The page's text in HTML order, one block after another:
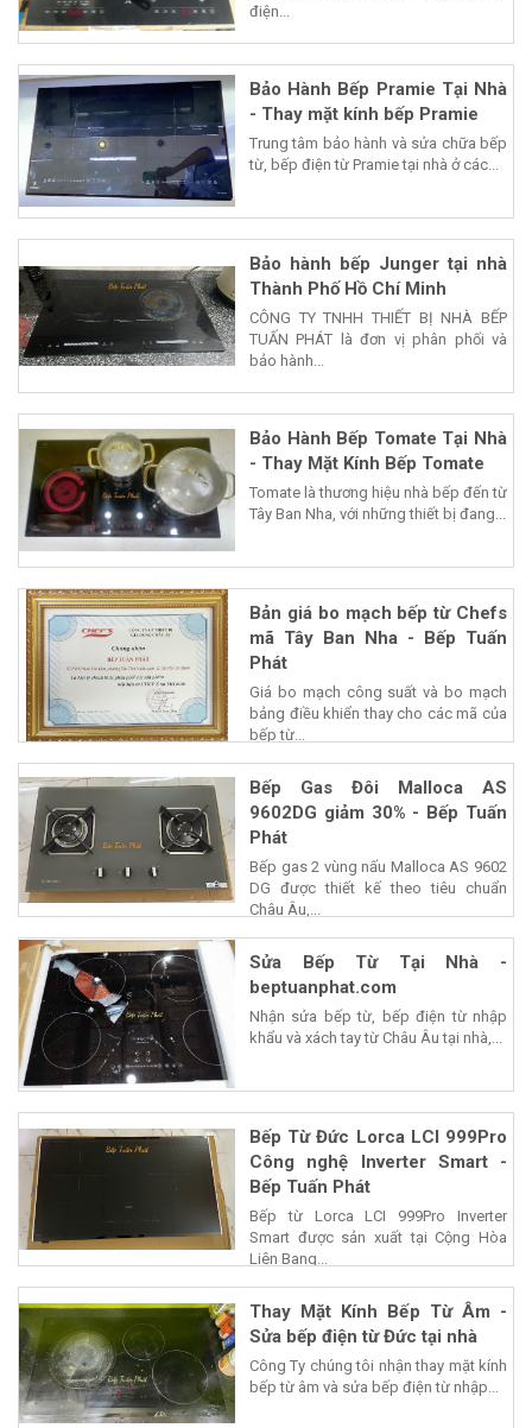
điện...
Bảo Hành Bếp Pramie Tại Nhà
- Thay mặt kính bếp Pramie
Trung tâm bảo hành và sửa chữa bếp
từ, bếp điện từ Pramie tại nhà ở các...
Bảo hành bếp Junger tại nhà
Thành Phố Hồ Chí Minh
CÔNG TY TNHH THIẾT BỊ NHÀ BẾP
TUẤN PHÁT là đơn vị phân phối và
bảo hành...
Bảo Hành Bếp Tomate Tại Nhà
- Thay Mặt Kính Bếp Tomate
Tomate là thương hiệu nhà bếp đến từ
Tây Ban Nha, với những thiết bị đang...
Bản giá bo mạch bếp từ Chefs
mã Tây Ban Nha - Bếp Tuấn
Phát
Giá bo mạch công suất và bo mạch
bảng điều khiển thay cho các mã của
bếp từ...
Bếp Gas Đôi Malloca AS
9602DG giảm 30% - Bếp Tuấn
Phát
Bếp gas 2 vùng nấu Malloca AS 9602
DG được thiết kế theo tiêu chuẩn
Châu Âu,...
Sửa Bếp Từ Tại Nhà -
beptuanphat.com
Nhận sửa bếp từ, bếp điện từ nhập
khẩu và xách tay từ Châu Âu tại nhà,...
Bếp Từ Đức Lorca LCI 999Pro
Công nghệ Inverter Smart -
Bếp Tuấn Phát
Bếp từ Lorca LCI 999Pro Inverter
Smart được sản xuất tại Cộng Hòa
Liên Bang...
Thay Mặt Kính Bếp Từ Âm -
Sửa bếp điện từ Đức tại nhà
Công Ty chúng tôi nhận thay mặt kính
bếp từ âm và sửa bếp điện từ nhập...